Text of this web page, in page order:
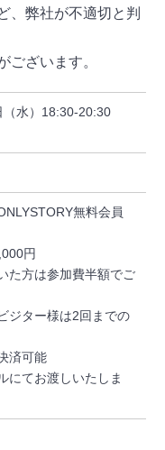
、弊社が不適切と判
ざいます。
水）18:30-20:30
無料会員
円
た方は参加費半額でご
ジター様は2回までの
済可能
にてお渡しいたしま